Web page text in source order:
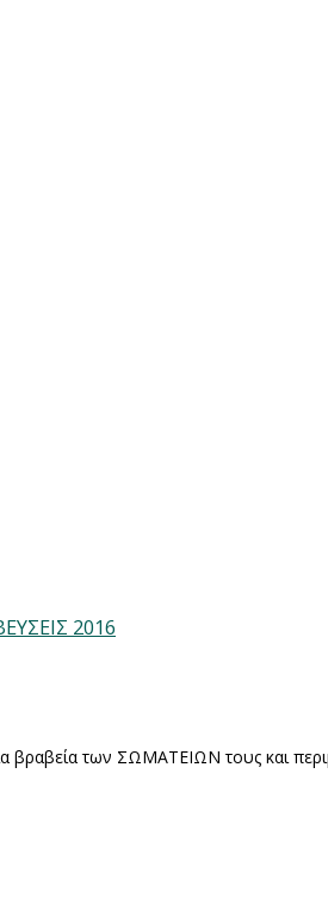
2016
των ΣΩΜΑΤΕΙΩΝ τους και